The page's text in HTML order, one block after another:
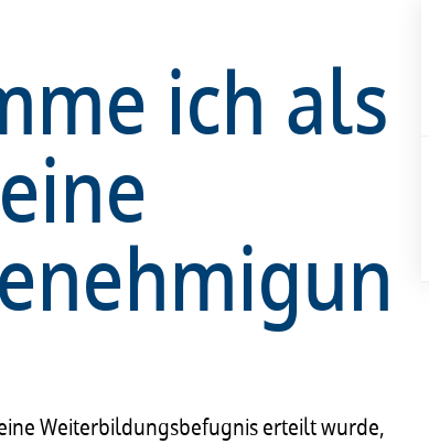
ich als
Weiter­bil­dungs­be­fug­nis erteilt wurde,